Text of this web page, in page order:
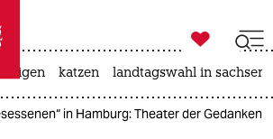
taz zahl ich
taz zahl ich

taz zahl ich
katzen landtagswahl in
in Hamburg: Theater der Gedanken